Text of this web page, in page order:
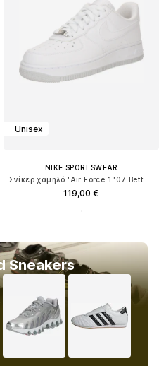
Sneakers
Unisex
NIKE SPORTSWEAR
119,00 €